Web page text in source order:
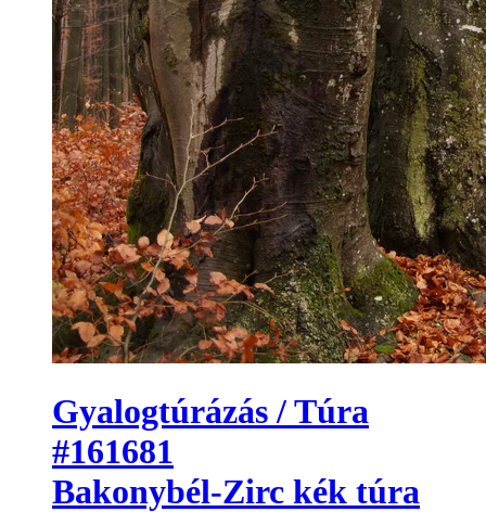
Gyalogtúrázás / Túra
#161681
Bakonybél-Zirc kék túra